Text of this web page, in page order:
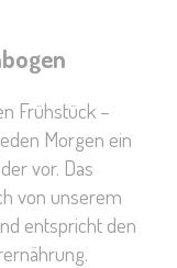
Frühstück –
Morgen ein
vor. Das
von unserem
entspricht den